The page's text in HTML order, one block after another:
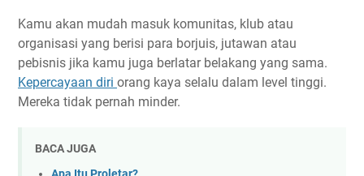
Kamu akan mudah masuk komunitas, klub atau
organisasi yang berisi para borjuis, jutawan atau
pebisnis jika kamu juga berlatar belakang yang sama.
Kepercayaan diri orang kaya selalu dalam level tinggi.
Mereka tidak pernah minder.
BACA JUGA